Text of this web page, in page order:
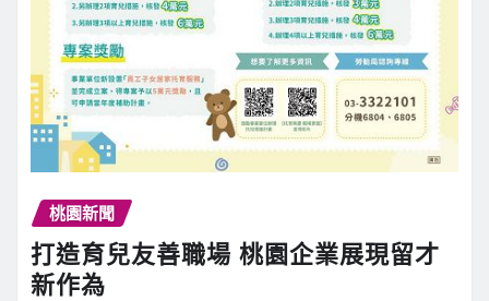
桃園新聞
打造育兒友善職場 桃園企業展現留才
新作為